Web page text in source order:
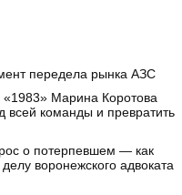
передела рынка АЗС
«1983» Марина Коротова
всей команды и превратить
о потерпевшем — как
воронежского адвоката